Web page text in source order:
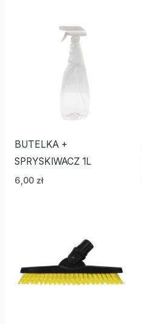
BUTELKA +
SPRYSKIWACZ 1L
6,00 zł